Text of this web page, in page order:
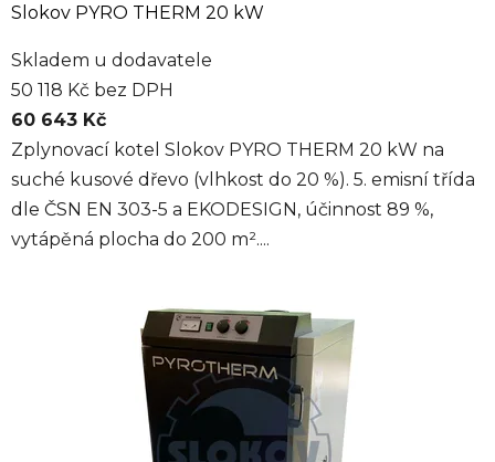
Slokov PYRO THERM 20 kW
Skladem u dodavatele
50 118 Kč bez DPH
60 643 Kč
Zplynovací kotel Slokov PYRO THERM 20 kW na
suché kusové dřevo (vlhkost do 20 %). 5. emisní třída
dle ČSN EN 303-5 a EKODESIGN, účinnost 89 %,
vytápěná plocha do 200 m²....